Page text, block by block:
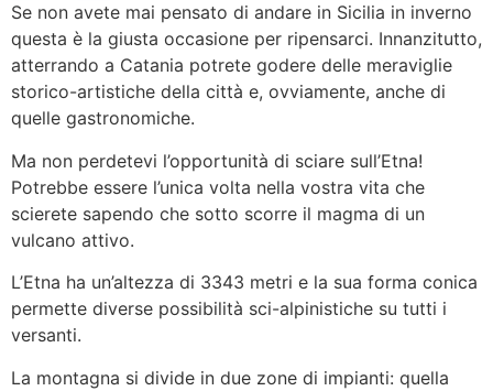
Se non avete mai pensato di andare in Sicilia in inverno
questa è la giusta occasione per ripensarci. Innanzitutto,
atterrando a Catania potrete godere delle meraviglie
storico-artistiche della città e, ovviamente, anche di
quelle gastronomiche.
Ma non perdetevi l’opportunità di sciare sull’Etna!
Potrebbe essere l’unica volta nella vostra vita che
scierete sapendo che sotto scorre il magma di un
vulcano attivo.
L’Etna ha un’altezza di 3343 metri e la sua forma conica
permette diverse possibilità sci-alpinistiche su tutti i
versanti.
La montagna si divide in due zone di impianti: quella